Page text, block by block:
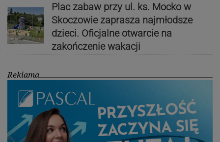
Plac zabaw przy ul. ks. Mocko w
Skoczowie zaprasza najmłodsze
dzieci. Oficjalne otwarcie na
zakończenie wakacji
Reklama